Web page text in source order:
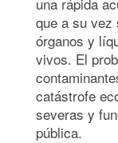
que a su vez
órganos y
vivos. El
catástrofe
severas y
pública.